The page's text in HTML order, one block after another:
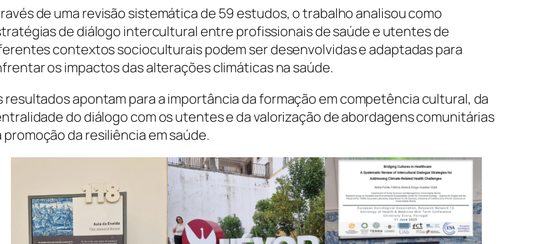
de uma revisão sistemática de 59 estudos, o trabalho analisou como
de diálogo intercultural entre profissionais de saúde e utentes de
contextos socioculturais podem ser desenvolvidas e adaptadas para
os impactos das alterações climáticas na saúde.
resultados apontam para a importância da formação em competência cultural, da
do diálogo com os utentes e da valorização de abordagens comunitárias
promoção da resiliência em saúde.